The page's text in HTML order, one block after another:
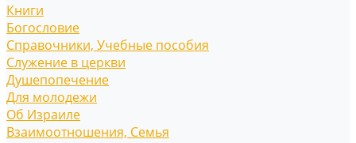
Книги
Богословие
Справочники, Учебные пособия
Служение в церкви
Душепопечение
Для молодежи
Об Израиле
Взаимоотношения, Cемья